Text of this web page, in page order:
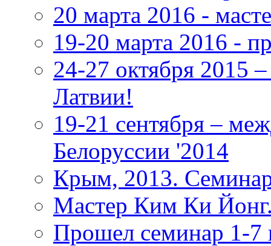
20 марта 2016 -
19-20 марта 2016 -
24-27 октября 2015
Латвии!
19-21 сентября –
Белоруссии '2014
Крым, 2013.
Мастер Ким Ки
Прошел семинар 1-7